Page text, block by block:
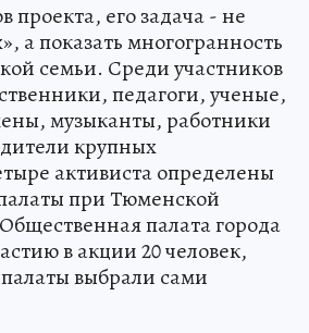
проекта, его задача - не
а показать многогранность
семьи. Среди участников
педагоги, ученые,
музыканты, работники
крупных
активиста определены
при Тюменской
палата города
в акции 20 человек,
выбрали сами